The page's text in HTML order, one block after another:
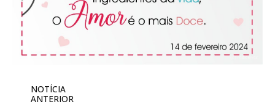
NOTÍCIA
ANTERIOR